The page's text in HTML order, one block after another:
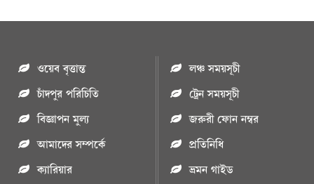
ওয়েব বৃত্তান্ত
চাঁদপুর পরিচিতি
বিজ্ঞাপন মুল্য
আমাদের সম্পর্কে
ক্যারিয়ার
লঞ্চ সময়সূচী
ট্রেন সময়সূচী
জরুরী ফোন নম্বর
প্রতিনিধি
ভ্রমন গাইড